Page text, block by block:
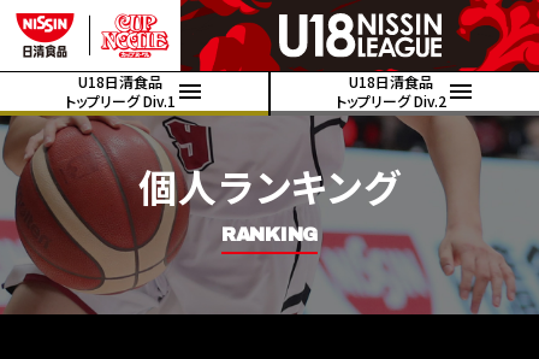
U18日清食品
トップリーグ Div.1
U18日清食品
トップリーグ Div.2
個人ランキング
RANKING